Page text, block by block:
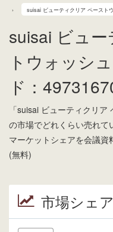
suisai ビューティクリア ペースト
suisai ビュ
トウォッシ
ド：
「suisai ビューティクリ
の市場でどれくらい売れて
マーケットシェアを会議資
(無料)
市場シェ